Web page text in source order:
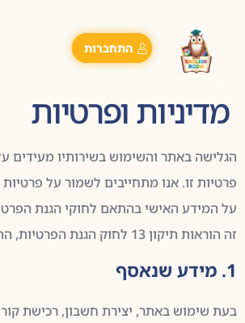
התחברות
מדיניות ופרטיות
הגלישה באתר והשימוש בשירותיו מעידים
פרטיות זו. אנו מתחייבים לשמור על
על המידע האישי בהתאם לחוקי הגנת
זה הוראות תיקון 13 לחוק הגנת הפרטיות, התשכ”א–1981.
1. מידע שנאסף
בעת שימוש באתר, יצירת חשבון, רכישת